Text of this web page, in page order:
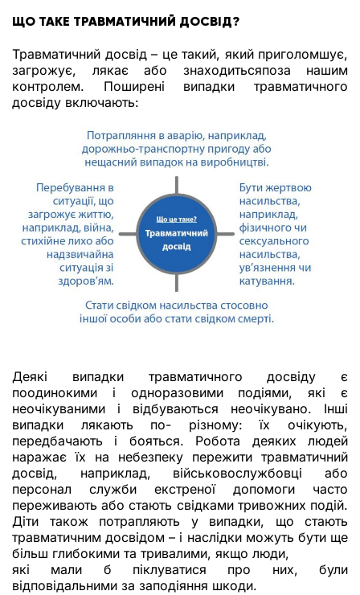
ЩО ТАКЕ ТРАВМАТИЧНИЙ ДОСВІД?
Травматичний досвід – це такий, який приголомшує,
загрожує, лякає або знаходитьсяпоза нашим
контролем. Поширені випадки травматичного
досвіду включають:
Деякі випадки травматичного досвіду є
поодинокими і одноразовими подіями, які є
неочікуваними і відбуваються неочікувано. Інші
випадки лякають по- різному: їх очікують,
передбачають і бояться. Робота деяких людей
наражає їх на небезпеку пережити травматичний
досвід, наприклад, військовослужбовці або
персонал служби екстреної допомоги часто
переживають або стають свідками тривожних подій.
Діти також потрапляють у випадки, що стають
травматичним досвідом – і наслідки можуть бути ще
більш глибокими та тривалими, якщо люди,
які мали б піклуватися про них, були
відповідальними за заподіяння шкоди.